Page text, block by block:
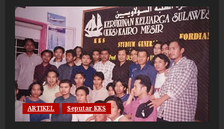
ARTIKEL Seputar KKS